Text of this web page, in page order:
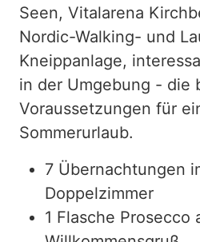
Seen, Vitalarena
Nordic-Walking- und
Kneippanlage,
in der Umgebung - die
Voraussetzungen für
Sommerurlaub.
7 Übernachtungen
Doppelzimmer
1 Flasche Prosecco